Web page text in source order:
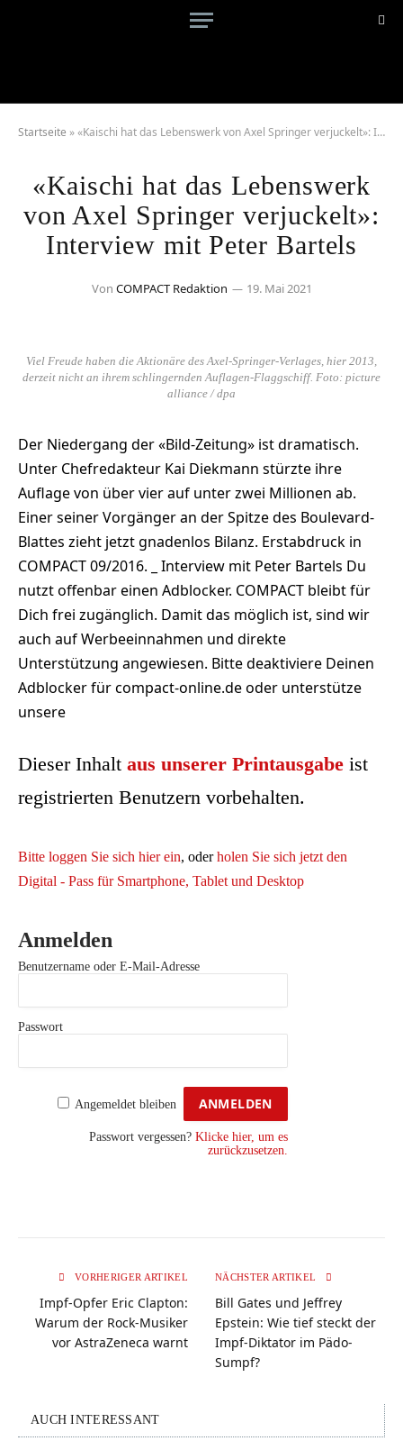
Startseite »«Kaischi hat das Lebenswerk von Axel Springer verjuckelt»: Interview mit Peter Bartels
«Kaischi hat das Lebenswerk
von Axel Springer verjuckelt»:
Interview mit Peter Bartels
Von COMPACT Redaktion 19. Mai 2021
Viel Freude haben die Aktionäre des Axel-Springer-Verlages, hier 2013,
derzeit nicht an ihrem schlingernden Auflagen-Flaggschiff. Foto: picture
alliance / dpa
Der Niedergang der «Bild-Zeitung» ist dramatisch.
Unter Chefredakteur Kai Diekmann stürzte ihre
Auflage von über vier auf unter zwei Millionen ab.
Einer seiner Vorgänger an der Spitze des Boulevard-
Blattes zieht jetzt gnadenlos Bilanz. Erstabdruck in
COMPACT 09/2016. _ Interview mit Peter Bartels Du
nutzt offenbar einen Adblocker. COMPACT bleibt für
Dich frei zugänglich. Damit das möglich ist, sind wir
auch auf Werbeeinnahmen und direkte
Unterstützung angewiesen. Bitte deaktiviere Deinen
Adblocker für compact-online.de oder unterstütze
unsere
Dieser Inhalt aus unserer Printausgabe ist
registrierten Benutzern vorbehalten.
Bitte loggen Sie sich hier ein, oderholen Sie sich jetzt den
Digital - Pass für Smartphone, Tablet und Desktop
Anmelden
Benutzername oder E-Mail-Adresse
Passwort
Angemeldet bleiben
Passwort vergessen? Klicke hier, um es
zurückzusetzen.
VORHERIGER ARTIKEL
Impf-Opfer Eric Clapton:
Warum der Rock-Musiker
vor AstraZeneca warnt
NÄCHSTER ARTIKEL
Bill Gates und Jeffrey
Epstein: Wie tief steckt der
Impf-Diktator im Pädo-
Sumpf?
AUCH INTERESSANT